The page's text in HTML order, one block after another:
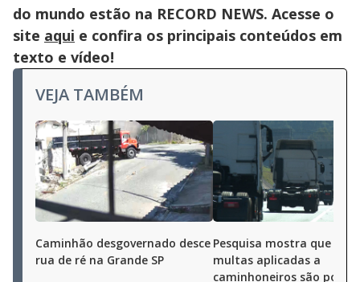
do mundo estão na RECORD NEWS. Acesse o
site aqui e confira os principais conteúdos em
texto e vídeo!
VEJA TAMBÉM
Caminhão desgovernado desce
rua de ré na Grande SP
Pesquisa mostra que
multas aplicadas a
caminhoneiros são por